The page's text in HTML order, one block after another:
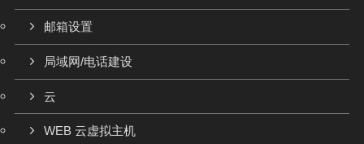
邮箱设置
局域网/电话建设
云
WEB 云虚拟主机